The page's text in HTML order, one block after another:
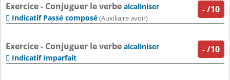
-/10
Exercice - Conjuguer le verbe alcaliniser
 Indicatif Passé composé(Auxiliaire avoir)
-/10
Exercice - Conjuguer le verbe alcaliniser
 Indicatif Imparfait